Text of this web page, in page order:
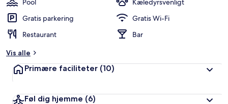
Pool
Kæledyrsvenligt
Gratis parkering
Gratis Wi-Fi
Restaurant
Bar
Vis alle
Primære faciliteter (10)
Føl dig hjemme (6)